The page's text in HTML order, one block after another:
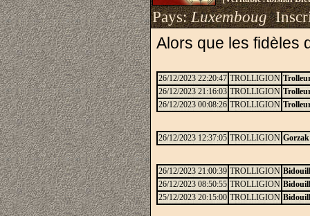
Pays:Luxemboug
Alors que les fidèles
26/12/2023 22:20:47 TROLLIGION
26/12/2023 21:16:03 TROLLIGION
26/12/2023 00:08:26 TROLLIGION
26/12/2023 12:37:05 TROLLIGION Gorzak
26/12/2023 21:00:39 TROLLIGION
26/12/2023 08:50:55 TROLLIGION
25/12/2023 20:15:00 TROLLIGION